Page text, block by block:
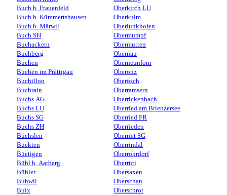
Buch b. Frauenfeld
Buch b. Kümmertshausen
Buch b. Märwil
Buch SH
Buchackern
Buchberg
Buchen
Buchen im Prättigau
Buchillon
Buchrain
Buchs AG
Buchs LU
Buchs SG
Buchs ZH
Büchslen
Buckten
Büetigen
Bühl b. Aarberg
Bühler
Buhwil
Buix
Oberkirch LU
Oberkulm
Oberlunkhofen
Obermumpf
Obermutten
Obernau
Oberneunforn
Oberönz
Oberösch
Oberramsern
Oberrickenbach
Oberried am Brienzersee
Oberried FR
Oberrieden
Oberriet SG
Oberrindal
Oberrohrdorf
Oberrüti
Obersaxen
Oberschan
Oberschrot